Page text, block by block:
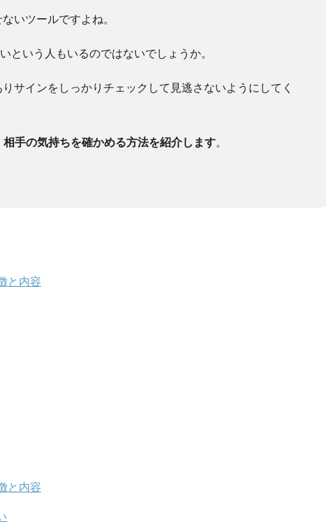
いツールですよね。
という人もいるのではないでしょうか。
サインをしっかりチェックして見逃さないようにしてく
手の気持ちを確かめる方法を紹介します。
と内容
と内容